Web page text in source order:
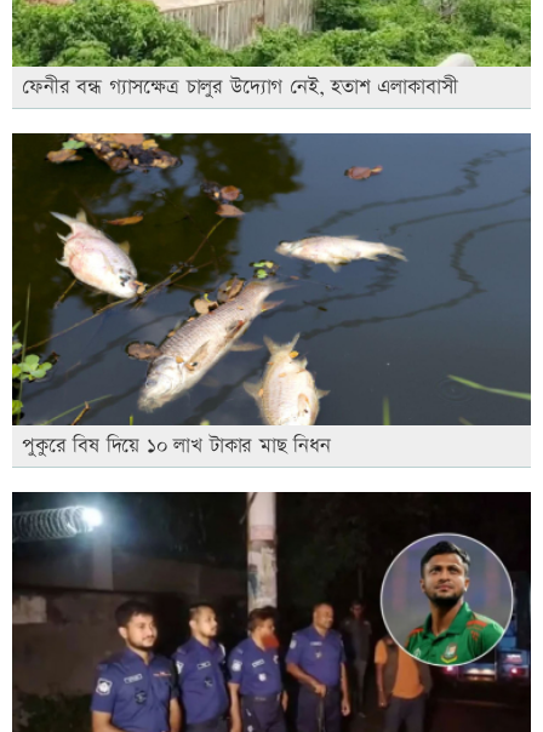
ফেনীর বন্ধ গ্যাসক্ষেত্র চালুর উদ্যোগ নেই, হতাশ এলাকাবাসী
পুকুরে বিষ দিয়ে ১০ লাখ টাকার মাছ নিধন